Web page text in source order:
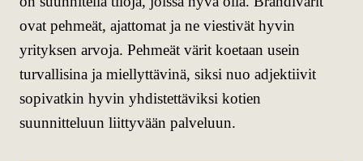
ovat pehmeät, ajattomat ja ne viestivät hyvin
yrityksen arvoja. Pehmeät värit koetaan usein
turvallisina ja miellyttävinä, siksi nuo adjektiivit
sopivatkin hyvin yhdistettäviksi kotien
suunnitteluun liittyvään palveluun.